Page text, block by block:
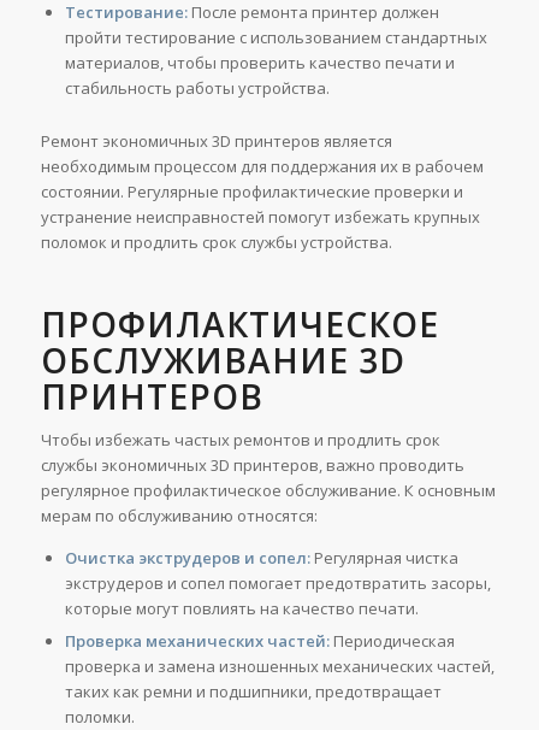
Тестирование:После ремонта принтер должен
пройти тестирование с использованием стандартных
материалов, чтобы проверить качество печати и
стабильность работы устройства.
Ремонт экономичных 3D принтеров является
необходимым процессом для поддержания их в рабочем
состоянии. Регулярные профилактические проверки и
устранение неисправностей помогут избежать крупных
поломок и продлить срок службы устройства.
ПРОФИЛАКТИЧЕСКОЕ
ОБСЛУЖИВАНИЕ 3D
ПРИНТЕРОВ
Чтобы избежать частых ремонтов и продлить срок
службы экономичных 3D принтеров, важно проводить
регулярное профилактическое обслуживание. К основным
мерам по обслуживанию относятся:
Очистка экструдеров и сопел:Регулярная чистка
экструдеров и сопел помогает предотвратить засоры,
которые могут повлиять на качество печати.
Проверка механических частей:Периодическая
проверка и замена изношенных механических частей,
таких как ремни и подшипники, предотвращает
поломки.